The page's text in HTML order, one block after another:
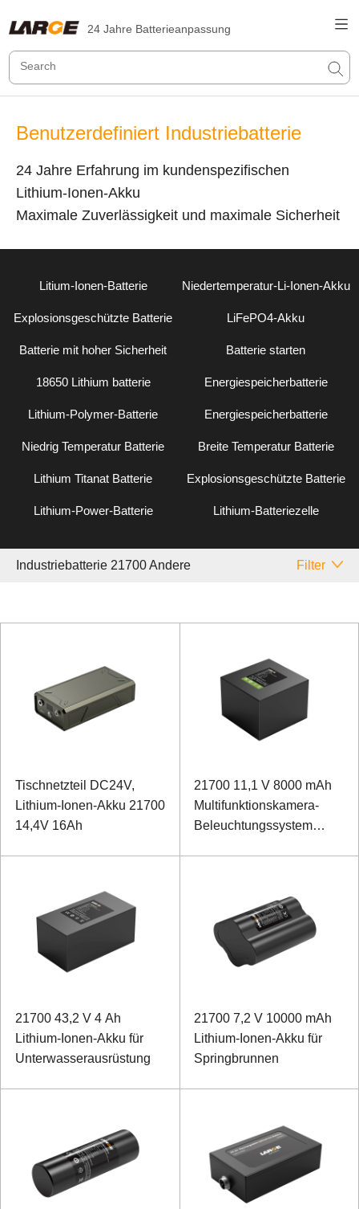
24 Jahre Batterieanpassung
Benutzerdefiniert Industriebatterie
24 Jahre Erfahrung im kundenspezifischen
Lithium-Ionen-Akku
Maximale Zuverlässigkeit und maximale Sicherheit
Litium-Ionen-Batterie Niedertemperatur-Li-Ionen-Akku
Explosionsgeschützte Batterie LiFePO4-Akku
Batterie mit hoher Sicherheit Batterie starten
18650 Lithium batterie Energiespeicherbatterie
Lithium-Polymer-Batterie Energiespeicherbatterie
Niedrig Temperatur Batterie Breite Temperatur Batterie
Lithium Titanat Batterie Explosionsgeschützte Batterie
Lithium-Power-Batterie Lithium-Batteriezelle
Industriebatterie 21700 Andere Filter
Tischnetzteil DC24V,
Lithium-Ionen-Akku 21700
14,4V 16Ah
21700 11,1 V 8000 mAh
Multifunktionskamera-
Beleuchtungssystem
21700 43,2 V 4 Ah
Lithium-Ionen-Akku für
Unterwasserausrüstung
21700 7,2 V 10000 mAh
Lithium-Ionen-Akku für
Springbrunnen